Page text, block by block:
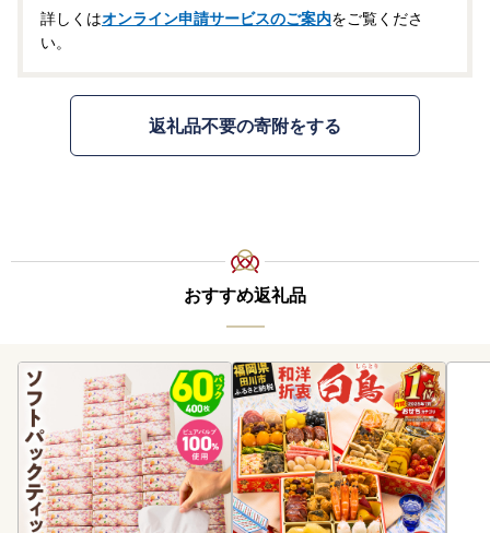
詳しくはオンライン申請サービスのご案内をご覧くださ
い。
返礼品不要の寄附をする
おすすめ返礼品